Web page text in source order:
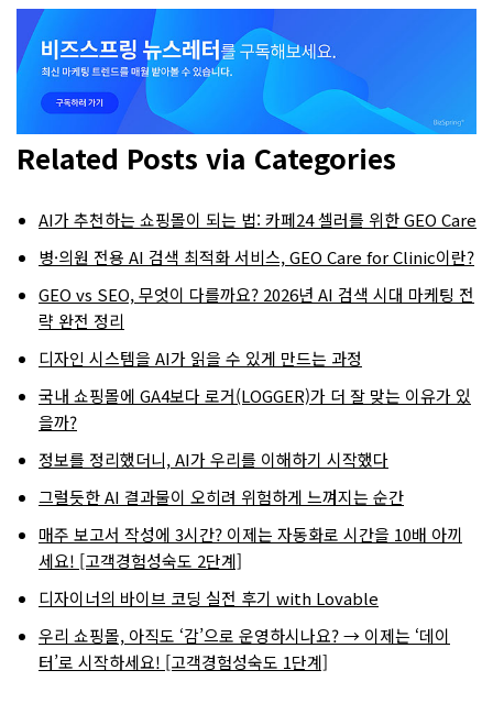
Related Posts via Categories
AI가 추천하는 쇼핑몰이 되는 법: 카페24 셀러를 위한 GEO Care
병·의원 전용 AI 검색 최적화 서비스, GEO Care for Clinic이란?
GEO vs SEO, 무엇이 다를까요? 2026년 AI 검색 시대 마케팅 전
략 완전 정리
디자인 시스템을 AI가 읽을 수 있게 만드는 과정
국내 쇼핑몰에 GA4보다 로거(LOGGER)가 더 잘 맞는 이유가 있
을까?
정보를 정리했더니, AI가 우리를 이해하기 시작했다
그럴듯한 AI 결과물이 오히려 위험하게 느껴지는 순간
매주 보고서 작성에 3시간? 이제는 자동화로 시간을 10배 아끼
세요! [고객경험성숙도 2단계]
디자이너의 바이브 코딩 실전 후기 with Lovable
우리 쇼핑몰, 아직도 ‘감’으로 운영하시나요? → 이제는 ‘데이
터’로 시작하세요! [고객경험성숙도 1단계]